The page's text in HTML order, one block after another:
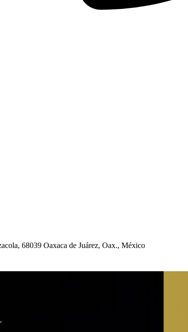
68039 Oaxaca de Juárez, Oax., México